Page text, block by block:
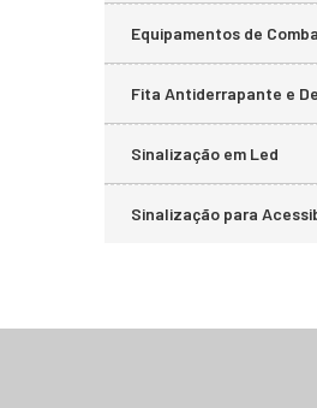
Equipamentos de
Fita Antiderrapante e
Sinalização em Led
Sinalização para